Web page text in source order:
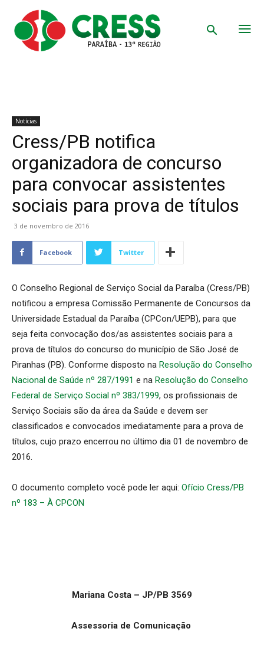
Notícias
Cress/PB notifica
organizadora de concurso
para convocar assistentes
sociais para prova de títulos
3 de novembro de 2016
Facebook Twitter
O Conselho Regional de Serviço Social da Paraíba (Cress/PB)
notificou a empresa Comissão Permanente de Concursos da
Universidade Estadual da Paraíba (CPCon/UEPB), para que
seja feita convocação dos/as assistentes sociais para a
prova de títulos do concurso do município de São José de
Piranhas (PB). Conforme disposto na Resolução do Conselho
Nacional de Saúde nº 287/1991 e na Resolução do Conselho
Federal de Serviço Social nº 383/1999, os profissionais de
Serviço Sociais são da área da Saúde e devem ser
classificados e convocados imediatamente para a prova de
títulos, cujo prazo encerrou no último dia 01 de novembro de
2016.
O documento completo você pode ler aqui: Ofício Cress/PB
nº 183 – À CPCON
Mariana Costa – JP/PB 3569
Assessoria de Comunicação